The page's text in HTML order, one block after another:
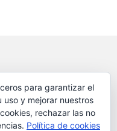
para garantizar el
y mejorar nuestros
rechazar las no
Política de cookies